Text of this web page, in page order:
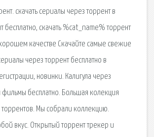
cкачать сериалы через торрент в
скачать %cat_name% торрент
качестве Скачайте самые свежие
через торрент бесплатно в
новинки. Калигула через
фильмы бесплатно. Большая колекция
Мы собрали коллекцию.
вкус. Открытый торрент трекер и